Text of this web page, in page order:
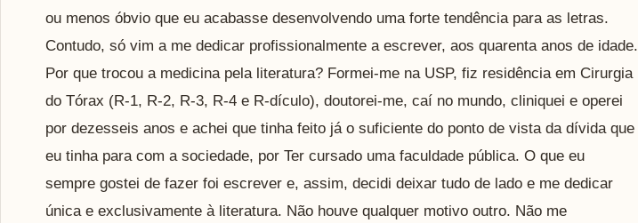
ou menos óbvio que eu acabasse desenvolvendo uma forte tendência para as letras.
Contudo, só vim a me dedicar profissionalmente a escrever, aos quarenta anos de idade.
Por que trocou a medicina pela literatura? Formei-me na USP, fiz residência em Cirurgia
do Tórax (R-1, R-2, R-3, R-4 e R-dículo), doutorei-me, caí no mundo, cliniquei e operei
por dezesseis anos e achei que tinha feito já o suficiente do ponto de vista da dívida que
eu tinha para com a sociedade, por Ter cursado uma faculdade pública. O que eu
sempre gostei de fazer foi escrever e, assim, decidi deixar tudo de lado e me dedicar
única e exclusivamente à literatura. Não houve qualquer motivo outro. Não me